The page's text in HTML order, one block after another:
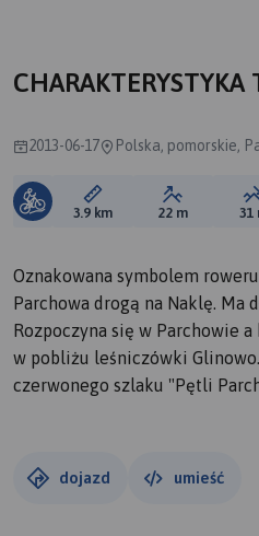
CHARAKTERYSTYKA
2013-06-17 Polska, pomorskie,
Długość trasy:
3.9 km Suma
22 m 31
Oznakowana symbolem
Parchowa drogą na Naklę. Ma
Rozpoczyna się w Parchowie
w pobliżu leśniczówki
czerwonego szlaku "Pętli
dojazd umieść